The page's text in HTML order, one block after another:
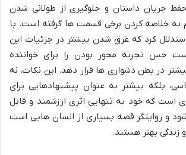
جریان داستان و جلوگیری از طولانی شدن
خلاصه کردن برخی قسمت ها گرفته است. با
کرد که غرق شدن بیشتر در جزئیات این
حس تجربه محور بودن را برای خواننده
در بطن دشواری ها قرار دهد. این نکات، نه
بلکه بیشتر به عنوان پیشنهادهایی برای
است که خود به تنهایی اثری ارزشمند و قابل
و روایتگر قصه بسیاری از انسان هایی است
بهتر هستند.